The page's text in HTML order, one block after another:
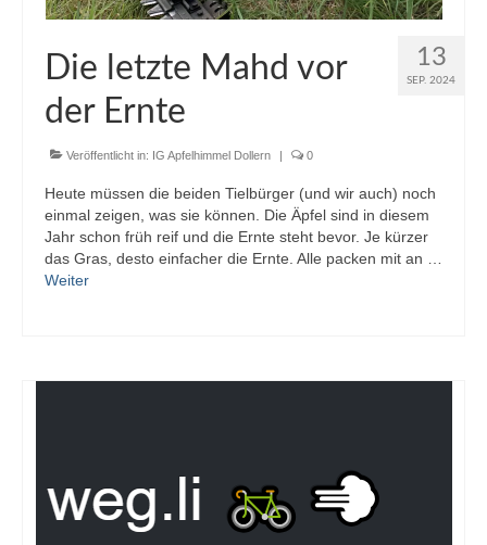
13
SEP. 2024
Die letzte Mahd vor
der Ernte
Veröffentlicht in: IG Apfelhimmel Dollern | 0
Heute müssen die beiden Tielbürger (und wir auch) noch
einmal zeigen, was sie können. Die Äpfel sind in diesem
Jahr schon früh reif und die Ernte steht bevor. Je kürzer
das Gras, desto einfacher die Ernte. Alle packen mit an …
Weiter